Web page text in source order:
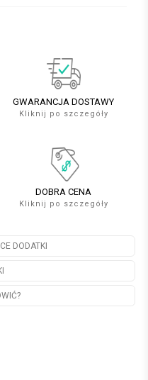
GWARANCJA DOSTAWY
Kliknij po szczegóły
DOBRA CENA
Kliknij po szczegóły
DODATKI